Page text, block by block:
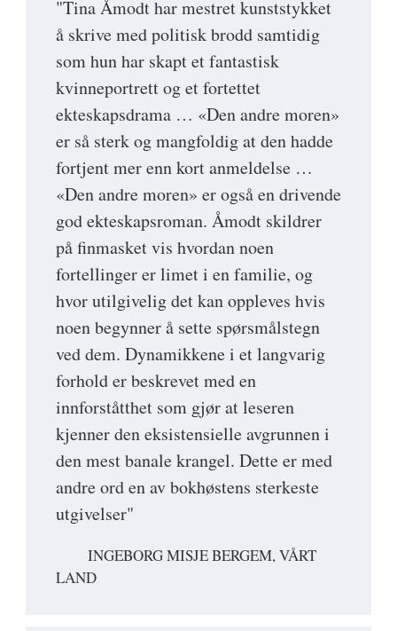
"Tina Åmodt har mestret kunststykket
å skrive med politisk brodd samtidig
som hun har skapt et fantastisk
kvinneportrett og et fortettet
ekteskapsdrama … «Den andre moren»
er så sterk og mangfoldig at den hadde
fortjent mer enn kort anmeldelse …
«Den andre moren» er også en drivende
god ekteskapsroman. Åmodt skildrer
på finmasket vis hvordan noen
fortellinger er limet i en familie, og
hvor utilgivelig det kan oppleves hvis
noen begynner å sette spørsmålstegn
ved dem. Dynamikkene i et langvarig
forhold er beskrevet med en
innforståtthet som gjør at leseren
kjenner den eksistensielle avgrunnen i
den mest banale krangel. Dette er med
andre ord en av bokhøstens sterkeste
utgivelser"
INGEBORG MISJE BERGEM, VÅRT
LAND